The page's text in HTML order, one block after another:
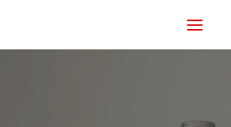
HOME